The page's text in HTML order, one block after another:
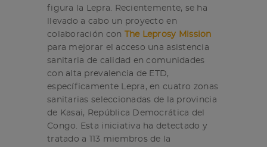
figura la Lepra. Recientemente, se ha
llevado a cabo un proyecto en
colaboración con
The Leprosy Mission
para mejorar el acceso una asistencia
sanitaria de calidad en comunidades
con alta prevalencia de ETD,
específicamente Lepra, en cuatro zonas
sanitarias seleccionadas de la provincia
de Kasai, República Democrática del
Congo. Esta iniciativa ha detectado y
tratado a 113 miembros de la